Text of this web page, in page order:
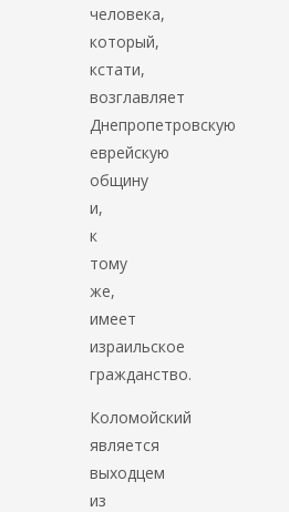
человека,
который,
кстати,
возглавляет
Днепропетровскую
еврейскую
общину
и,
к
тому
же,
имеет
израильское
гражданство.
Коломойский
является
выходцем
из